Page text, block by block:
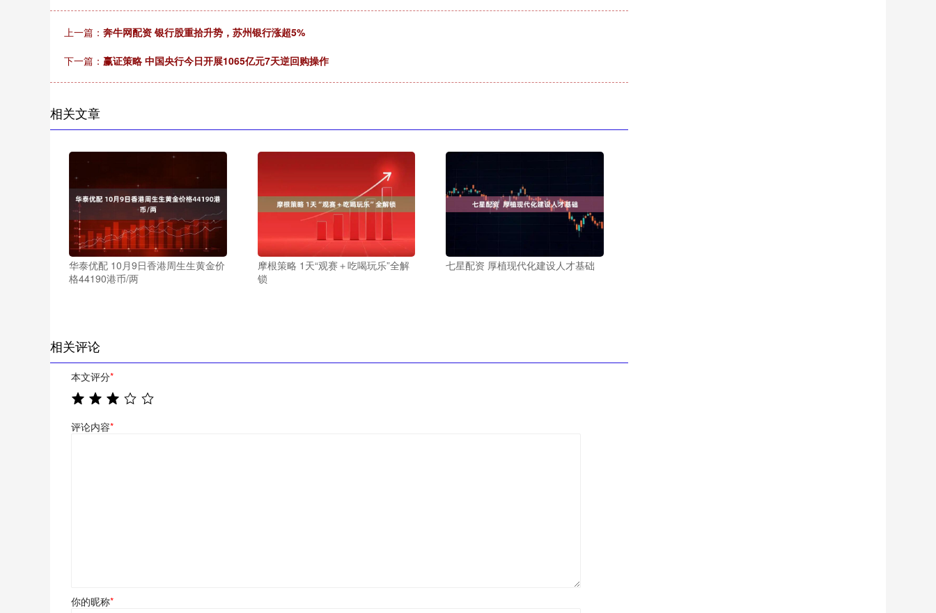
上一篇： 奔牛网配资 银行股重拾升势，苏州银行涨超5%
下一篇： 赢证策略 中国央行今日开展1065亿元7天逆回购操作
相关文章
华泰优配 10月9日香港周生生黄金价
格44190港币/两
摩根策略 1天“观赛＋吃喝玩乐”全解
锁
七星配资 厚植现代化建设人才基础
相关评论
本文评分*
评论内容*
你的昵称*